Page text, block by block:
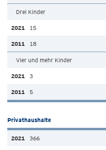
Drei Kinder
15
18
Vier und mehr Kinder
3
5
Privathaushalte
366